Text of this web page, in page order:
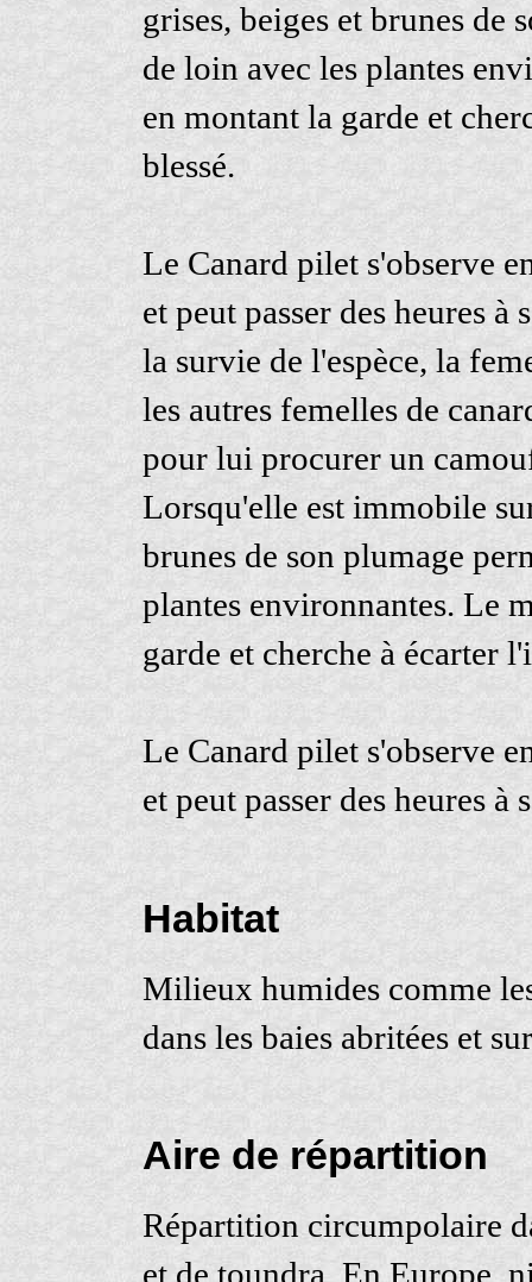
grises, beiges et brunes de
de loin avec les plantes
en montant la garde et
blessé.
Le Canard pilet s'observe
et peut passer des heures
la survie de l'espèce, la
les autres femelles de
pour lui procurer un
Lorsqu'elle est immobile
brunes de son plumage
plantes environnantes. Le
garde et cherche à écarter
Le Canard pilet s'observe
et peut passer des heures
Habitat
Milieux humides comme
dans les baies abritées et
Aire de répartition
Répartition circumpolaire
et de toundra. En Europe,